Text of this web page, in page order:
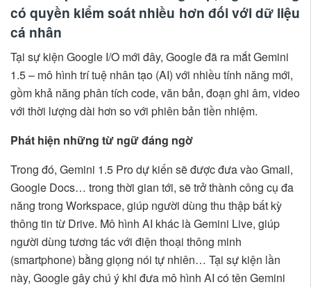
có quyền kiểm soát nhiều hơn đối với dữ liệu
cá nhân
Tại sự kiện Google I/O mới đây, Google đã ra mắt Gemini
1.5 – mô hình trí tuệ nhân tạo (AI) với nhiều tính năng mới,
gồm khả năng phân tích code, văn bản, đoạn ghi âm, video
với thời lượng dài hơn so với phiên bản tiền nhiệm.
Phát hiện những từ ngữ đáng ngờ
Trong đó, Gemini 1.5 Pro dự kiến sẽ được đưa vào Gmail,
Google Docs… trong thời gian tới, sẽ trở thành công cụ đa
năng trong Workspace, giúp người dùng thu thập bất kỳ
thông tin từ Drive. Mô hình AI khác là Gemini Live, giúp
người dùng tương tác với điện thoại thông minh
(smartphone) bằng giọng nói tự nhiên… Tại sự kiện lần
này, Google gây chú ý khi đưa mô hình AI có tên Gemini